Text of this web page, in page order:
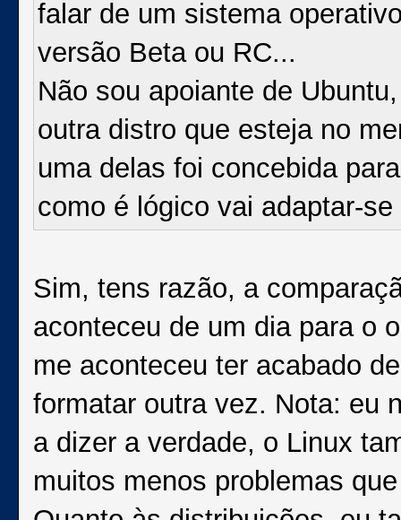
falar de um sistema
versão Beta ou RC...
Não sou apoiante de
outra distro que esteja no
uma delas foi concebida
como é lógico vai adaptar-
Sim, tens razão, a
aconteceu de um dia para o
me aconteceu ter acabado
formatar outra vez. Nota: eu
a dizer a verdade, o Linux
muitos menos problemas